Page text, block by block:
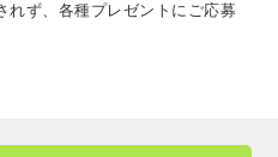
れず、各種プレゼントにご応募